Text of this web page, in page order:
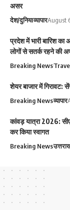
असर
देश/दुनियाव्यापारAugust
प्रदेश में भारी बारिश का
लोगों से सतर्क रहने की
Breaking News
शेयर बाजार में
Breaking Newsव्यापार
कांवड़ यात्रा 2026:
कर किया स्वागत
Breaking News